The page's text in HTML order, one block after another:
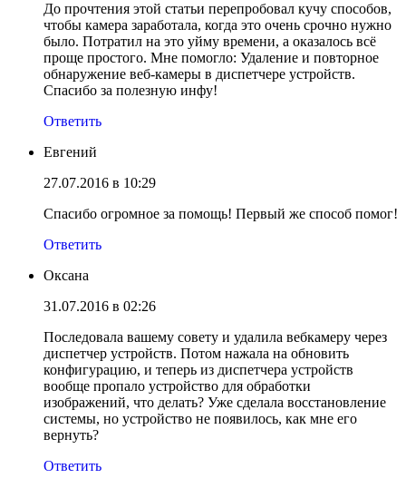
До прочтения этой статьи перепробовал кучу способов,
чтобы камера заработала, когда это очень срочно нужно
было. Потратил на это уйму времени, а оказалось всё
проще простого. Мне помогло: Удаление и повторное
обнаружение веб-камеры в диспетчере устройств.
Спасибо за полезную инфу!
Ответить
Евгений
27.07.2016 в 10:29
Спасибо огромное за помощь! Первый же способ помог!
Ответить
Оксана
31.07.2016 в 02:26
Последовала вашему совету и удалила вебкамеру через
диспетчер устройств. Потом нажала на обновить
конфигурацию, и теперь из диспетчера устройств
вообще пропало устройство для обработки
изображений, что делать? Уже сделала восстановление
системы, но устройство не появилось, как мне его
вернуть?
Ответить